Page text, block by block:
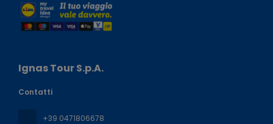
Ignas Tour S.p.A.
Contatti
+39 0471806678